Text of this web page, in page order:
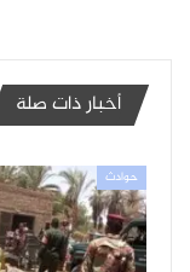
أخبار ذات صلة
حوادث